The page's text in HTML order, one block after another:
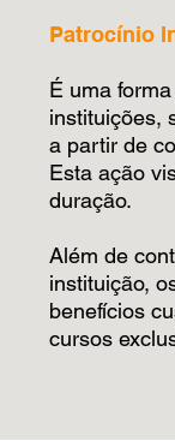
Patrocínio
É uma
instituições,
a partir de
Esta ação
duração.
Além de
instituição,
benefícios
cursos